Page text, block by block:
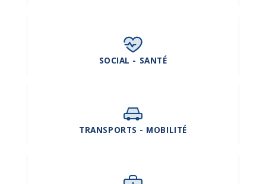
SOCIAL - SANTÉ
TRANSPORTS - MOBILITÉ